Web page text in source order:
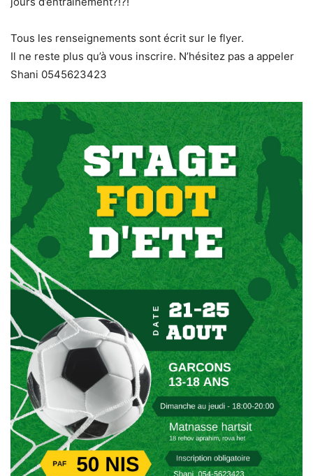
Tous les renseignements sont écrit sur le flyer.
Il ne reste plus qu’à vous inscrire. N’hésitez pas a appeler
Shani 0545623423